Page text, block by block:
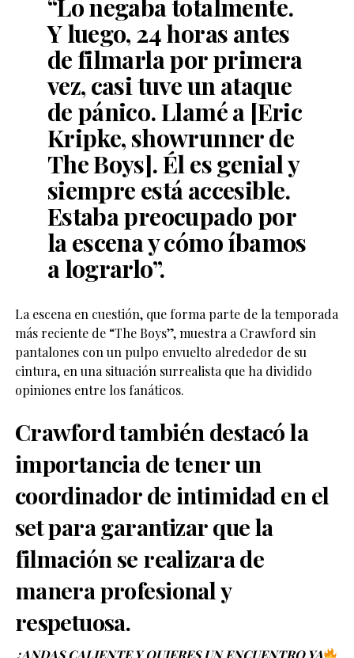
Y luego, 24 horas antes
de filmarla por primera
vez, casi tuve un ataque
de pánico. Llamé a [Eric
Kripke, showrunner de
The Boys]. Él es genial y
siempre está accesible.
Estaba preocupado por
la escena y cómo íbamos
a lograrlo”.
La escena en cuestión, que forma parte de la temporada
más reciente de “The Boys”, muestra a Crawford sin
pantalones con un pulpo envuelto alrededor de su
cintura, en una situación surrealista que ha dividido
opiniones entre los fanáticos.
Crawford también destacó la
importancia de tener un
coordinador de intimidad en el
set para garantizar que la
filmación se realizara de
manera profesional y
respetuosa.
¿ANDAS CALIENTE Y QUIERES UN ENCUENTRO YA